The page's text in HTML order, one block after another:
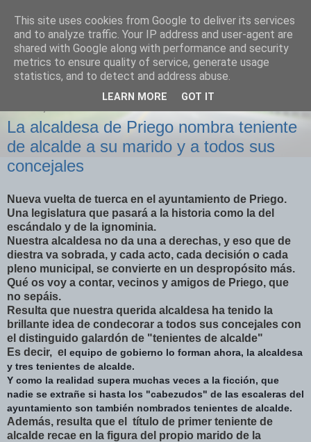
Izquierda Plural
Desde Cuenca para el mundo
La alcaldesa de Priego nombra teniente
de alcalde a su marido y a todos sus
concejales
Nueva vuelta de tuerca en el ayuntamiento de Priego.
Una legislatura que pasará a la historia como la del
escándalo y de la ignominia.
Nuestra alcaldesa no da una a derechas, y eso que de
diestra va sobrada, y cada acto, cada decisión o cada
pleno municipal, se convierte en un despropósito más.
Qué os voy a contar, vecinos y amigos de Priego, que
no sepáis.
Resulta que nuestra querida alcaldesa ha tenido la
brillante idea de condecorar a todos sus concejales con
el distinguido galardón de "tenientes de alcalde"
Es decir, el equipo de gobierno lo forman ahora, la alcaldesa
y tres tenientes de alcalde.
Y como la realidad supera muchas veces a la ficción, que
nadie se extrañe si hasta los "cabezudos" de las escaleras del
ayuntamiento son también nombrados tenientes de alcalde.
Además, resulta que el título de primer teniente de
alcalde recae en la figura del propio marido de la
This site uses cookies from Google to deliver its services
and to analyze traffic. Your IP address and user-agent are
shared with Google along with performance and security
metrics to ensure quality of service, generate usage
statistics, and to detect and address abuse.
LEARN MORE GOT IT